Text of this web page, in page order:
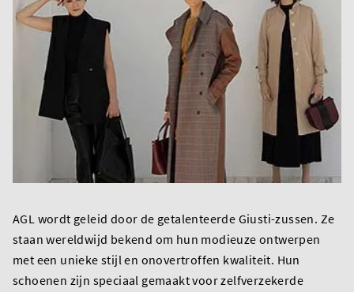
AGL wordt geleid door de getalenteerde Giusti-zussen. Ze
staan wereldwijd bekend om hun modieuze ontwerpen
met een unieke stijl en onovertroffen kwaliteit. Hun
schoenen zijn speciaal gemaakt voor zelfverzekerde